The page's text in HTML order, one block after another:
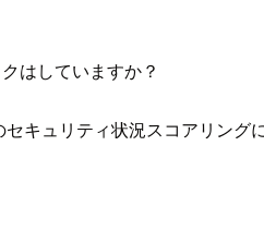
はしていますか？
キュリティ状況スコアリング